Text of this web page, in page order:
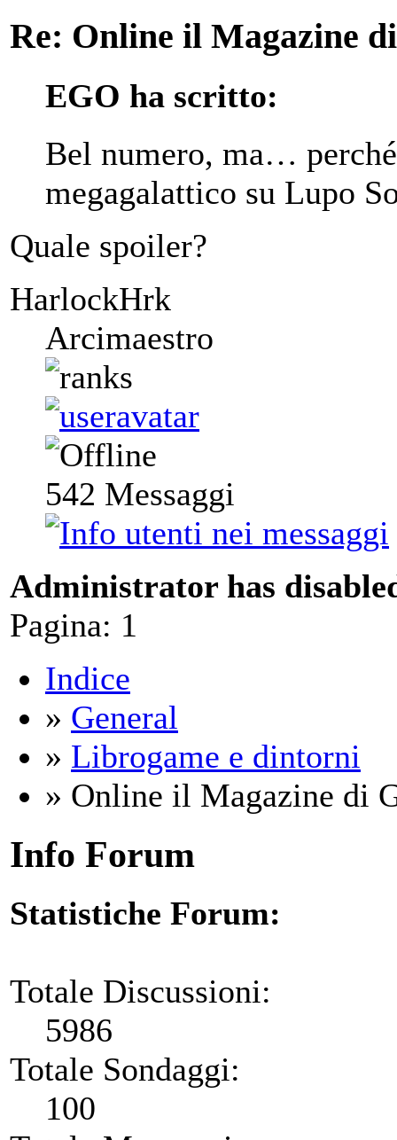
Re: Online il Magazine
EGO ha scritto:
Bel numero, ma…
megagalattico su Lupo
Quale spoiler?
HarlockHrk
Arcimaestro
542 Messaggi
Administrator has
Pagina: 1
Indice
» General
» Librogame e dintorni
» Online il Magazine di
Info Forum
Statistiche Forum:
Totale Discussioni:
5986
Totale Sondaggi:
100